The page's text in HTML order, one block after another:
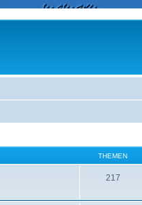
THEMEN
217